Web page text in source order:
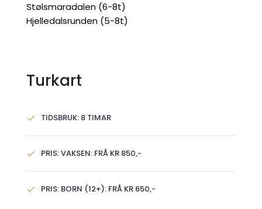
Stølsmaradalen (6-8t)
Hjelledalsrunden (5-8t)
Turkart
TIDSBRUK: 8 TIMAR
PRIS: VAKSEN: FRÅ KR 850,-
PRIS: BORN (12+): FRÅ KR 650,-